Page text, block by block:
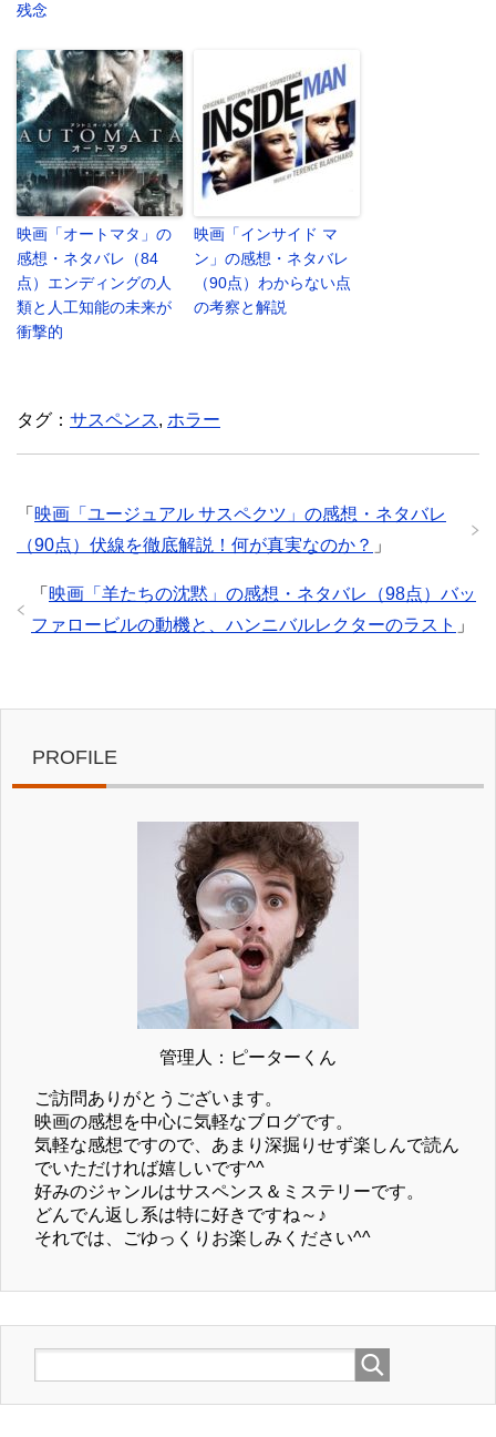
残念
映画「オートマタ」の
感想・ネタバレ（84
点）エンディングの人
類と人工知能の未来が
衝撃的
映画「インサイド マ
ン」の感想・ネタバレ
（90点）わからない点
の考察と解説
タグ： サスペンス, ホラー
「 映画「ユージュアル サスペクツ」の感想・ネタバレ
（90点）伏線を徹底解説！何が真実なのか？ 」
「 映画「羊たちの沈黙」の感想・ネタバレ（98点）バッ
ファロービルの動機と、ハンニバルレクターのラスト 」
PROFILE
管理人：ピーターくん
ご訪問ありがとうございます。
映画の感想を中心に気軽なブログです。
気軽な感想ですので、あまり深掘りせず楽しんで読ん
でいただければ嬉しいです^^
好みのジャンルはサスペンス＆ミステリーです。
どんでん返し系は特に好きですね～♪
それでは、ごゆっくりお楽しみください^^